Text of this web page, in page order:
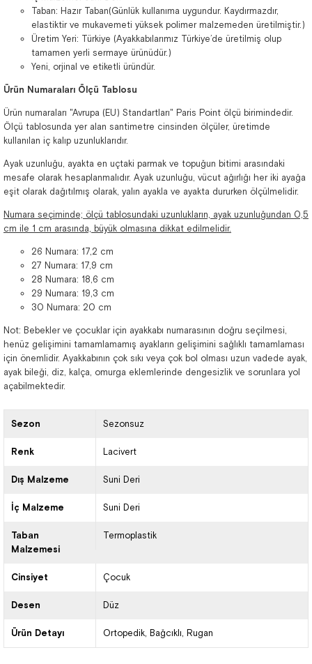
Taban: Hazır Taban(Günlük kullanıma uygundur. Kaydırmazdır,
elastiktir ve mukavemeti yüksek polimer malzemeden üretilmiştir.)
Üretim Yeri: Türkiye (Ayakkabılarımız Türkiye’de üretilmiş olup
tamamen yerli sermaye ürünüdür.)
Yeni, orjinal ve etiketli üründür.
Ürün Numaraları Ölçü Tablosu
Ürün numaraları "Avrupa (EU) Standartları" Paris Point ölçü birimindedir.
Ölçü tablosunda yer alan santimetre cinsinden ölçüler, üretimde
kullanılan iç kalıp uzunluklarıdır.
Ayak uzunluğu, ayakta en uçtaki parmak ve topuğun bitimi arasındaki
mesafe olarak hesaplanmalıdır. Ayak uzunluğu, vücut ağırlığı her iki ayağa
eşit olarak dağıtılmış olarak, yalın ayakla ve ayakta dururken ölçülmelidir.
Numara seçiminde; ölçü tablosundaki uzunlukların, ayak uzunluğundan 0,5
cm ile 1 cm arasında, büyük olmasına dikkat edilmelidir.
26 Numara: 17,2 cm
27 Numara: 17,9 cm
28 Numara: 18,6 cm
29 Numara: 19,3 cm
30 Numara: 20 cm
Not: Bebekler ve çocuklar için ayakkabı numarasının doğru seçilmesi,
henüz gelişimini tamamlamamış ayakların gelişimini sağlıklı tamamlaması
için önemlidir. Ayakkabının çok sıkı veya çok bol olması uzun vadede ayak,
ayak bileği, diz, kalça, omurga eklemlerinde dengesizlik ve sorunlara yol
açabilmektedir.
Sezon Sezonsuz
Renk Lacivert
Dış Malzeme Suni Deri
İç Malzeme Suni Deri
Taban
Malzemesi
Termoplastik
Cinsiyet Çocuk
Desen Düz
Ürün Detayı Ortopedik Bağcıklı Rugan